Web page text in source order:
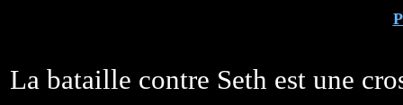
La bataille contre Seth est une